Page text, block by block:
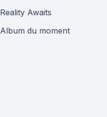
Reality Awaits
Album du moment